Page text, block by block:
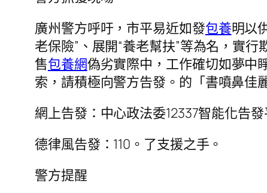
廣州警方呼吁，市平易近如發包養明以
老保險”、展開“養老幫扶”等為名，實
售包養網偽劣實際中，工作確切如夢中
索，請積極向警方告發。的「書噴鼻佳
網上告發：中心政法委12337智能化告發
德律風告發：110。了支援之手。
警方提醒